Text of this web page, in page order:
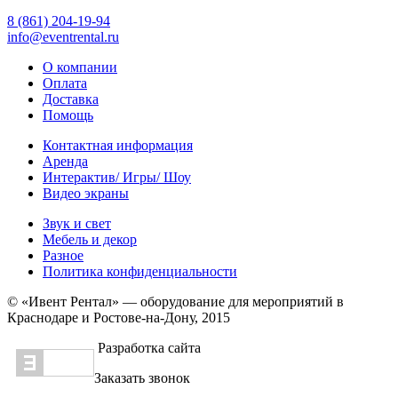
8 (861) 204-19-94
info@eventrental.ru
О компании
Оплата
Доставка
Помощь
Контактная информация
Аренда
Интерактив/ Игры/ Шоу
Видео экраны
Звук и свет
Мебель и декор
Разное
Политика конфиденциальности
© «Ивент Рентал» — оборудование для мероприятий в
Краснодаре и Ростове-на-Дону, 2015
Разработка сайта
Заказать звонок